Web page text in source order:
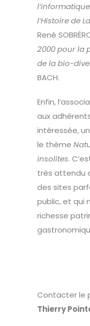
l’informatique
l’Histoire de
René
2000 pour la
de la bio-
BACH.
Enfin,
aux
intéressée,
le thème
insolites.
très attendu
des sites
public, et qui
richesse
Contacter le
Thierry